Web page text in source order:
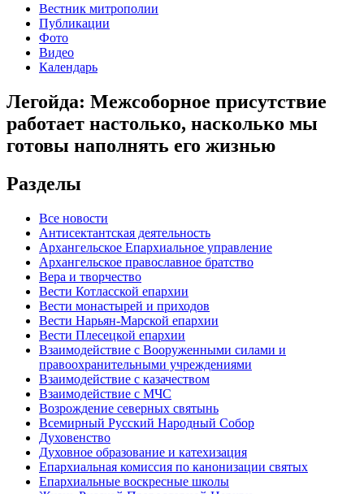
Вестник митрополии
Публикации
Фото
Видео
Календарь
Легойда: Межсоборное присутствие
работает настолько, насколько мы
готовы наполнять его жизнью
Разделы
Все новости
Антисектантская деятельность
Архангельское Епархиальное управление
Архангельское православное братство
Вера и творчество
Вести Котласской епархии
Вести монастырей и приходов
Вести Нарьян-Марской епархии
Вести Плесецкой епархии
Взаимодействие с Вооруженными силами и
правоохранительными учреждениями
Взаимодействие с казачеством
Взаимодействие с МЧС
Возрождение северных святынь
Всемирный Русский Народный Собор
Духовенство
Духовное образование и катехизация
Епархиальная комиссия по канонизации святых
Епархиальные воскресные школы